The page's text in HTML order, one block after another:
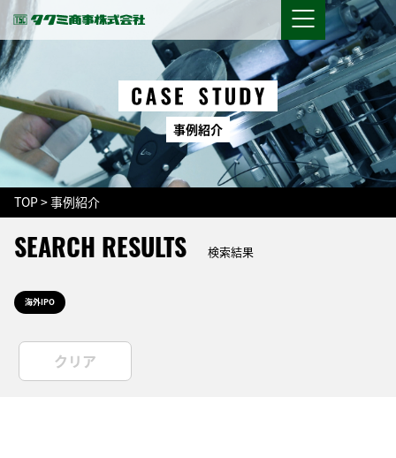
事例紹介
TOP>事例紹介
SEARCH RESULTS 検索結果
海外IPO
クリア